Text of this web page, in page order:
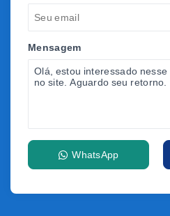
Mensagem
WhatsApp